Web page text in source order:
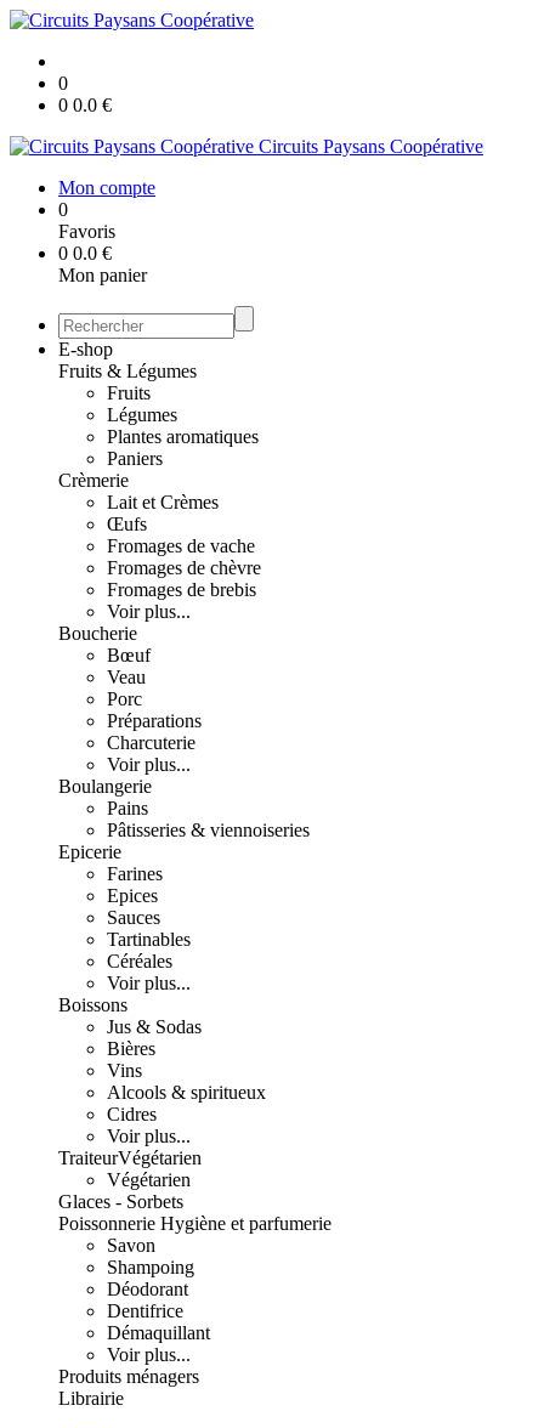
0
0 0.0 €
Circuits Paysans Coopérative
Mon compte
0
Favoris
0 0.0 €
Mon panier
E-shop
Fruits & Légumes
Fruits
Légumes
Plantes aromatiques
Paniers
Crèmerie
Lait et Crèmes
Œufs
Fromages de vache
Fromages de chèvre
Fromages de brebis
Voir plus...
Boucherie
Bœuf
Veau
Porc
Préparations
Charcuterie
Voir plus...
Boulangerie
Pains
Pâtisseries & viennoiseries
Epicerie
Farines
Epices
Sauces
Tartinables
Céréales
Voir plus...
Boissons
Jus & Sodas
Bières
Vins
Alcools & spiritueux
Cidres
Voir plus...
TraiteurVégétarien
Végétarien
Glaces - Sorbets
Poissonnerie Hygiène et parfumerie
Savon
Shampoing
Déodorant
Dentifrice
Démaquillant
Voir plus...
Produits ménagers
Librairie